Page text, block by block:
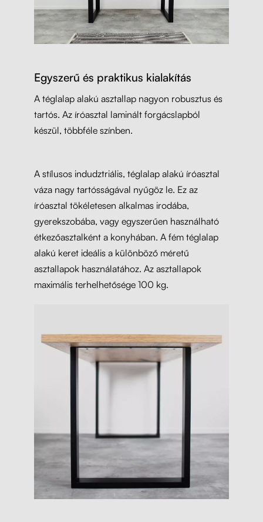
Egyszerű és praktikus kialakítás
A téglalap alakú asztallap nagyon robusztus és
tartós. Az íróasztal laminált forgácslapból
készül, többféle színben.
A stílusos indudztriális, téglalap alakú íróasztal
váza nagy tartósságával nyűgöz le. Ez az
íróasztal tökéletesen alkalmas irodába,
gyerekszobába, vagy egyszerűen használható
étkezőasztalként a konyhában. A fém téglalap
alakú keret ideális a különböző méretű
asztallapok használatához. Az asztallapok
maximális terhelhetősége 100 kg.